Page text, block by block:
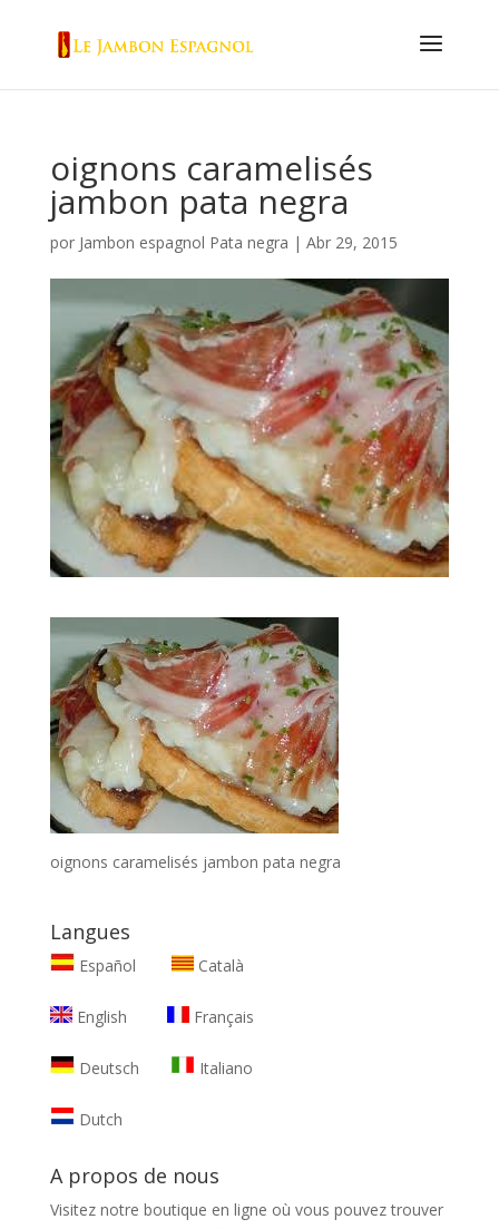
oignons caramelisés
jambon pata negra
por Jambon espagnol Pata negra | Abr 29, 2015
oignons caramelisés jambon pata negra
Langues
Español Català
English Français
Deutsch Italiano
Dutch
A propos de nous
Visitez notre boutique en ligne où vous pouvez trouver